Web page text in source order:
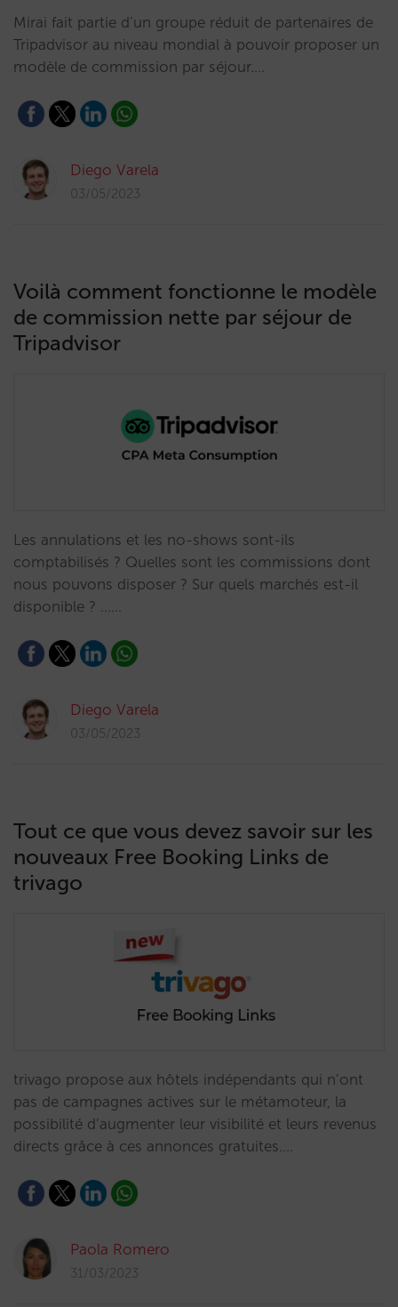
Mirai fait partie d’un groupe réduit de partenaires de
Tripadvisor au niveau mondial à pouvoir proposer un
modèle de commission par séjour.…
Diego Varela
03/05/2023
Voilà comment fonctionne le modèle
de commission nette par séjour de
Tripadvisor
Les annulations et les no-shows sont-ils
comptabilisés ? Quelles sont les commissions dont
nous pouvons disposer ? Sur quels marchés est-il
disponible ? ...…
Diego Varela
03/05/2023
Tout ce que vous devez savoir sur les
nouveaux Free Booking Links de
trivago
trivago propose aux hôtels indépendants qui n’ont
pas de campagnes actives sur le métamoteur, la
possibilité d’augmenter leur visibilité et leurs revenus
directs grâce à ces annonces gratuites.…
Paola Romero
31/03/2023